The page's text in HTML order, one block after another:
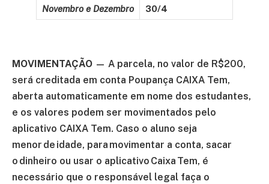
Novembro e Dezembro 30/4
MOVIMENTAÇÃO — A parcela, no valor de R$200,
será creditada em conta Poupança CAIXA Tem,
aberta automaticamente em nome dos estudantes,
e os valores podem ser movimentados pelo
aplicativo CAIXA Tem. Caso o aluno seja
menor de idade, para movimentar a conta, sacar
o dinheiro ou usar o aplicativo Caixa Tem, é
necessário que o responsável legal faça o